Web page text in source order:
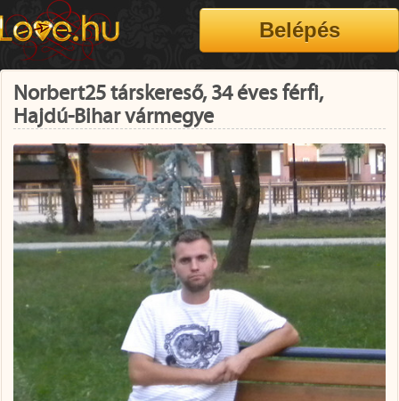
Norbert25 társkereső, 34 éves férfi,
Hajdú-Bihar vármegye